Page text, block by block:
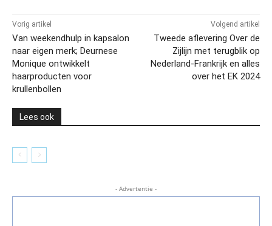
Vorig artikel
Van weekendhulp in kapsalon
naar eigen merk; Deurnese
Monique ontwikkelt
haarproducten voor
krullenbollen
Volgend artikel
Tweede aflevering Over de
Zijlijn met terugblik op
Nederland-Frankrijk en alles
over het EK 2024
Lees ook
- Advertentie -